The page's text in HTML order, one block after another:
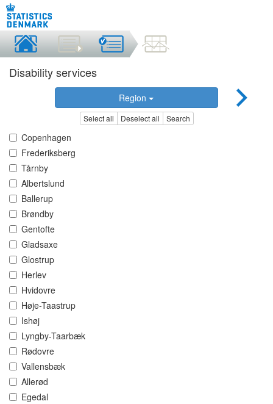
Disability services
Region
Select all Deselect all Search
Copenhagen
Frederiksberg
Tårnby
Albertslund
Ballerup
Brøndby
Gentofte
Gladsaxe
Glostrup
Herlev
Hvidovre
Høje-Taastrup
Ishøj
Lyngby-Taarbæk
Rødovre
Vallensbæk
Allerød
Egedal